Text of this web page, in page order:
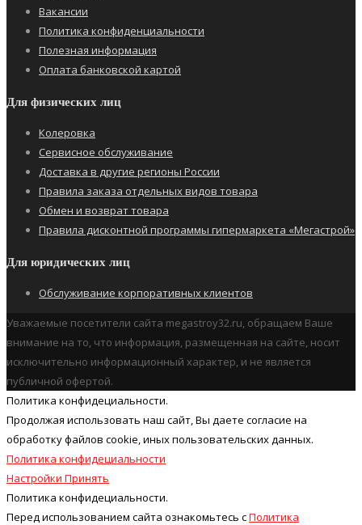
Вакансии
Политика конфиденциальности
Полезная информация
Оплата банковской картой
Для физических лиц
Колеровка
Сервисное обслуживание
Доставка в другие регионы России
Правила заказа отдельных видов товара
Обмен и возврат товара
Правила дисконтной программы гипермаркета «Мегастрой»
Для юридических лиц
Обслуживание корпоративных клиентов
Уважаемые посетители сайта megastroy32.ru, обращаем Ваше
внимание на то, что информация, размещенная на сайте, носит
исключительно информационный характер, и не является
публичной офертой.
Политика конфидециальности.
Продолжая использовать наш cайт, Вы даете согласие на
обработку файлов cookie, иных пользовательских данных.
Политика конфидециальности
Настройки Принять
Политика конфидециальности.
Перед использованием сайта ознакомьтесь сПолитика